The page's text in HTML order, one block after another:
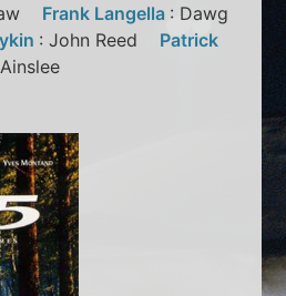
Frank Langella : Dawg
: John Reed Patrick